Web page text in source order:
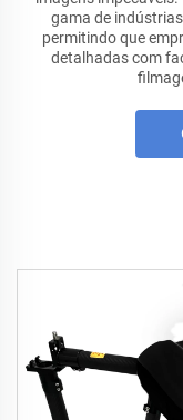
gama de
permitindo que
detalhadas com